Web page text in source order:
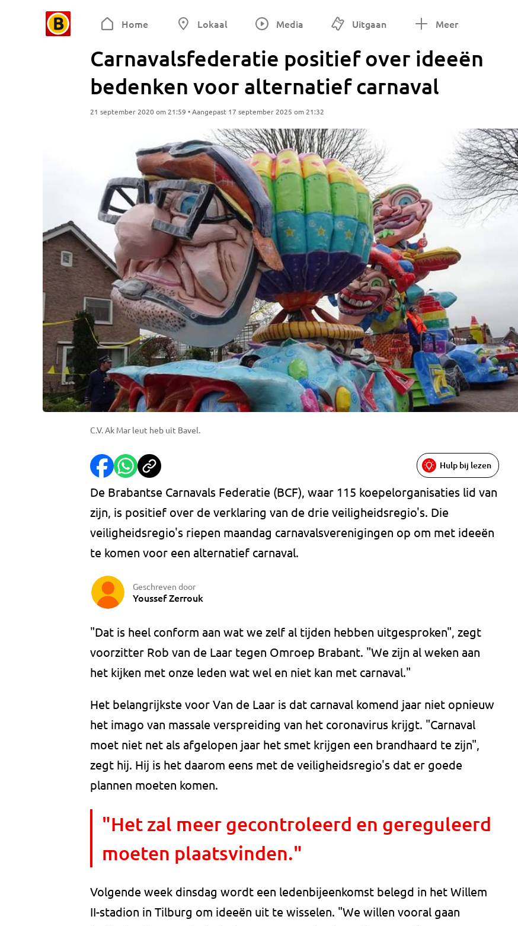
Home Lokaal Media Uitgaan Meer
Carnavalsfederatie positief over ideeën
bedenken voor alternatief carnaval
21 september 2020 om 21:59 • Aangepast 17 september 2025 om 21:32
C.V. Ak Mar leut heb uit Bavel.
Hulp bij lezen
De Brabantse Carnavals Federatie (BCF), waar 115 koepelorganisaties lid van
zijn, is positief over de verklaring van de drie veiligheidsregio's. Die
veiligheidsregio's riepen maandag carnavalsverenigingen op om met ideeën
te komen voor een alternatief carnaval.
Geschreven door
Youssef Zerrouk
"Dat is heel conform aan wat we zelf al tijden hebben uitgesproken", zegt
voorzitter Rob van de Laar tegen Omroep Brabant. "We zijn al weken aan
het kijken met onze leden wat wel en niet kan met carnaval."
Het belangrijkste voor Van de Laar is dat carnaval komend jaar niet opnieuw
het imago van massale verspreiding van het coronavirus krijgt. "Carnaval
moet niet net als afgelopen jaar het smet krijgen een brandhaard te zijn",
zegt hij. Hij is het daarom eens met de veiligheidsregio's dat er goede
plannen moeten komen.
"Het zal meer gecontroleerd en gereguleerd
moeten plaatsvinden."
Volgende week dinsdag wordt een ledenbijeenkomst belegd in het Willem
II-stadion in Tilburg om ideeën uit te wisselen. "We willen vooral gaan